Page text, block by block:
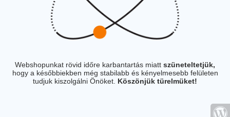
Webshopunkat rövid időre karbantartás miatt szüneteltetjük,
hogy a későbbiekben még stabilabb és kényelmesebb felületen
tudjuk kiszolgálni Önöket. Köszönjük türelmüket!